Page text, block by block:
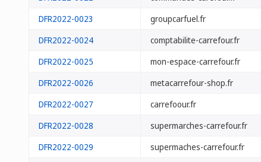
DFR2022-0023
groupcarfuel.fr
DFR2022-0024
comptabilite-carrefour.fr
DFR2022-0025
mon-espace-carrefour.fr
DFR2022-0026
metacarrefour-shop.fr
DFR2022-0027
carrefoour.fr
DFR2022-0028
supermarches-carrefour.fr
DFR2022-0029
supermaches-carrefour.fr